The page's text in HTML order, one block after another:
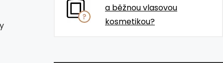
a běžnou vlasovou
kosmetikou?